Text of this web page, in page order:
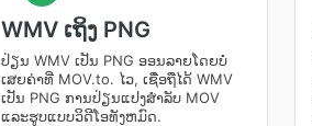
WMV ເຖິງ PNG
ປ່ຽນ WMV ເປັນ PNG ອອນລາຍໂດຍບໍ່
ເສຍຄ່າທີ່ MOV.to. ໄວ, ເຊື່ອຖືໄດ້ WMV
ເປັນ PNG ການປ່ຽນແປງສໍາລັບ MOV
ແລະຮູບແບບວິດີໂອທັງຫມົດ.